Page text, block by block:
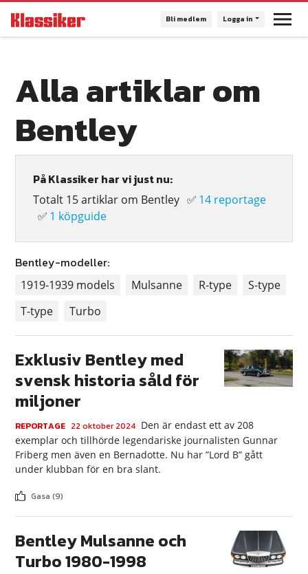
till
huvudinnehåll
Bli medlem Logga in
Alla artiklar om
Bentley
På Klassiker har vi just nu:
Totalt 15 artiklar om Bentley ✅ 14 reportage
✅ 1 köpguide
Bentley-modeller:
1919-1939 models Mulsanne R-type
S-type
T-type
Turbo
Exklusiv Bentley med
svensk historia såld för
miljoner
REPORTAGE 22 oktober 2024 Den är endast ett av 208
exemplar och tillhörde legendariske journalisten Gunnar
Friberg men även en Bernadotte. Nu har ”Lord B” gått
under klubban för en bra slant.
Gasa (9)
Bentley Mulsanne och
Turbo 1980-1998